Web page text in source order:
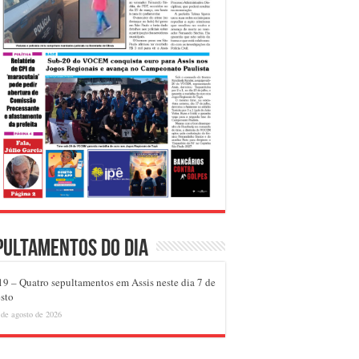
do dia
– Quatro sepultamentos em Assis neste dia 7 de
agosto de 2026